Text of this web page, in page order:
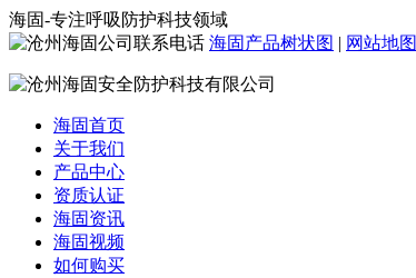
海固-专注呼吸防护科技领域
海固产品树状图 | 网站地图
海固首页
关于我们
产品中心
资质认证
海固资讯
海固视频
如何购买